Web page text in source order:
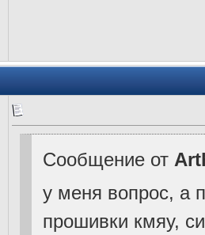
Сообщение от
у меня вопрос, а
прошивки кмяу,